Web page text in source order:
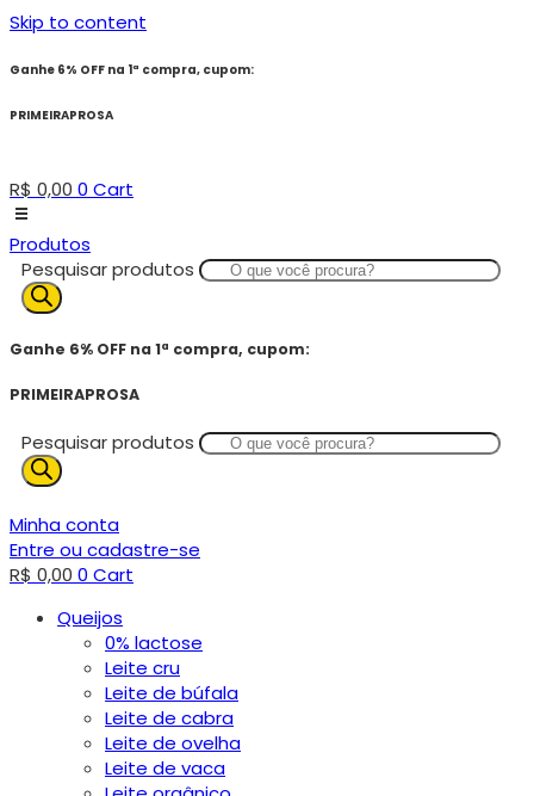
Skip to content
Ganhe 6% OFF na 1ª compra, cupom:
PRIMEIRAPROSA
R$ 0,00 0 Cart
Produtos
Pesquisar produtos
Ganhe 6% OFF na 1ª compra, cupom:
PRIMEIRAPROSA
Pesquisar produtos
Minha conta
Entre ou cadastre-se
R$ 0,00 0 Cart
Queijos
0% lactose
Leite cru
Leite de búfala
Leite de cabra
Leite de ovelha
Leite de vaca